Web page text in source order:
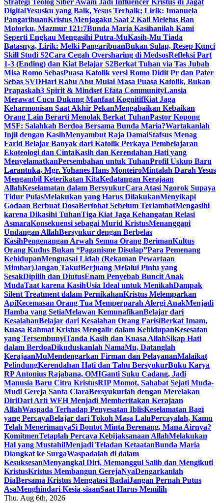
Strategi Teolog Siber Awam Jadi Influencer Kristus di Jagat
DigitalYesusku yang Baik, Yesus Terbaik; Lirik: Imanuela
PangaribuanKristus Menjagaku Saat 2 Kali Meletus Ban
Motorku, Mazmur 121:7Bunda Maria Kasihanilah Kami
Seperti Engkau Mengasihi Putra-MuKasih-Mu Tiada
Batasnya, Lirik: Melki PangaribuanBukan Sulap, Resep Kunci
Skill Studi S2Cara Cegah Oversharing di MedsosRefleksi Part
1-3 (Ending) dan Kiat Belajar S2Berkat Tuhan via Tas Jubah
Misa Romo SebasPuasa Katolik versi Romo Didit Pr dan Pater
Sebas SVDHari Rabu Abu Mulai Masa Puasa Katolik, Bukan
Prapaskah3 Spirit & Mindset Efata CommunityLansia
Merawat Cucu Dukung Manfaat KognitifKiat Jaga
Keharmonisan Saat Akhir PekanMengabaikan Kebaikan
Orang Lain Berarti Menolak Berkat TuhanPastor Kopong
MSF: Salahkah Berdoa Bersama Bunda Maria?Wartakanlah
Injil dengan KasihMenyambut Raja DamaiStafsus Menag
Farid Belajar Banyak dari Katolik Perkaya Pembelajaran
Ekoteologi dan CintaKasih dan Kerendahan Hati yang
MenyelamatkanPersembahan untuk TuhanProfil Uskup Baru
Larantuka, Mgr. Yohanes Hans MonteiroMintalah Darah Yesus
Mengambil Keterikatan KitaKedatangan Kerajaan
AllahKeselamatan dalam BersyukurCara Atasi Ngorok Supaya
Tidur PulasMelakukan yang Harus DilakukanMenyikapi
Godaan Berbuat DosaBertobat Sebelum TerlambatMengasihi
karena Dikasihi TuhanTiga Kiat Jaga Kehangatan Relasi
AsmaraKonsekuensi sebagai Murid KristusMenanggapi
Undangan AllahBersyukur dengan Berbelas
KasihPengenangan Arwah Semua Orang BerimanKultus
Orang Kudus Bukan “Paganisme Disulap”Para Pemenang
KehidupanMenguasai Lidah (Rekaman Pewartaan
Mimbar)Jangan TakutBerjuang Melalui Pintu yang
SesakDipilih dan DiutusEnam Penyebab Buncit Anak
MudaTaat karena KasihUsia Ideal untuk MenikahDampak
Silent Treatment dalam PernikahanKristus Melemparkan
ApiKecemasan Orang Tua Memperparah Alergi AnakMenjadi
Hamba yang SetiaMelawan KemunafikanBelajar dari
KesalahanBelajar dari Kesalahan Orang FarisiBerkat Imam,
Kuasa Rahmat Kristus Mengalir dalam KehidupanKesesatan
yang TersembunyiTanda Kasih dan Kuasa AllahSikap Hati
dalam BerdoaDikuduskanlah NamaMu, Datanglah
KerajaanMuMendengarkan Firman dan PelayananMalaikat
PelindungKerendahan Hati dan Tahu BersyukurBuku Karya
RP Antonius Rajabana, OMIGanti Suku Cadang, Jadi
Manusia Baru Citra KristusRIP Momot, Sahabat Sejati Muda-
Mudi Gereja Santa ClaraBersyukurlah dengan Merelakan
DiriDari Arti WFH Menjadi Memberitakan Kerajaan
AllahWaspada Terhadap Penyesatan IblisKeselamatan Bagi
yang PercayaBelajar dari Tokoh Masa LaluPercayalah, Kamu
Telah MenerimanyaSi Bontot Minta Berenang, Mana Airnya?
KomitmenTetaplah Percaya Kebijaksanaan AllahMelakukan
Hal yang MustahilMenjadi Teladan KetaatanBunda Maria
Diangkat ke SurgaWaspadalah di dalam
KesuksesanMenyangkal Diri, Memanggul Salib dan Mengikuti
KristusKristus Membangun GerejaNyaDengarkanlah
DiaBersama Kristus Mengatasi BadaiJangan Pernah Putus
AsaMenghindari Kesia-siaanSaat Harus Memilih
Thu. Aug 6th, 2026